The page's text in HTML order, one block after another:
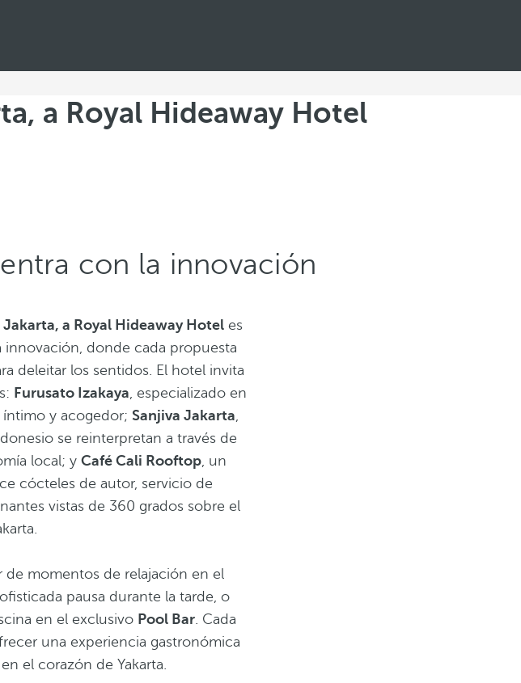
a Royal Hideaway Hotel
con la innovación
a Royal Hideaway Hoteles
donde cada propuesta
deleitar los sentidos. El hotel invita
Furusato Izakaya, especializado en
y acogedor; Sanjiva Jakarta,
se reinterpretan a través de
local; y Café Cali Rooftop, un
cócteles de autor, servicio de
vistas de 360 grados sobre el
de momentos de relajación en el
pausa durante la tarde, o
en el exclusivo Pool Bar. Cada
una experiencia gastronómica
el corazón de Yakarta.